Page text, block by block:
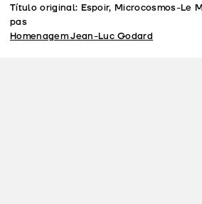
Título original: Espoir, Microcosmos-Le
pas
Homenagem Jean-Luc Godard